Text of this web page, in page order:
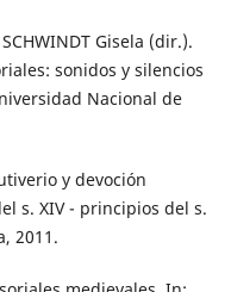
Gisela (dir.).
sonidos y silencios
Nacional de
y devoción
s. XIV - principios del s.
2011.